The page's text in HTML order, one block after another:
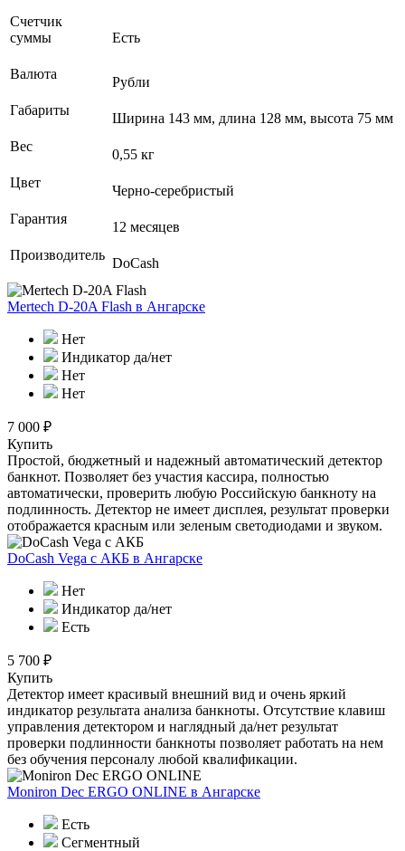
Счетчик
суммы
Есть
Валюта
Рубли
Габариты
Ширина 143 мм, длина 128 мм, высота 75 мм
Вес
0,55 кг
Цвет
Черно-серебристый
Гарантия
12 месяцев
Производитель
DoCash
Mertech D-20A Flash в Ангарске
Нет
Индикатор да/нет
Нет
Нет
7 000 ₽
Купить
Простой, бюджетный и надежный автоматический детектор
банкнот. Позволяет без участия кассира, полностью
автоматически, проверить любую Российскую банкноту на
подлинность. Детектор не имеет дисплея, результат проверки
отображается красным или зеленым светодиодами и звуком.
DoCash Vega с АКБ в Ангарске
Нет
Индикатор да/нет
Есть
5 700 ₽
Купить
Детектор имеет красивый внешний вид и очень яркий
индикатор результата анализа банкноты. Отсутствие клавиш
управления детектором и наглядный да/нет результат
проверки подлинности банкноты позволяет работать на нем
без обучения персоналу любой квалификации.
Moniron Dec ERGO ONLINE в Ангарске
Есть
Сегментный